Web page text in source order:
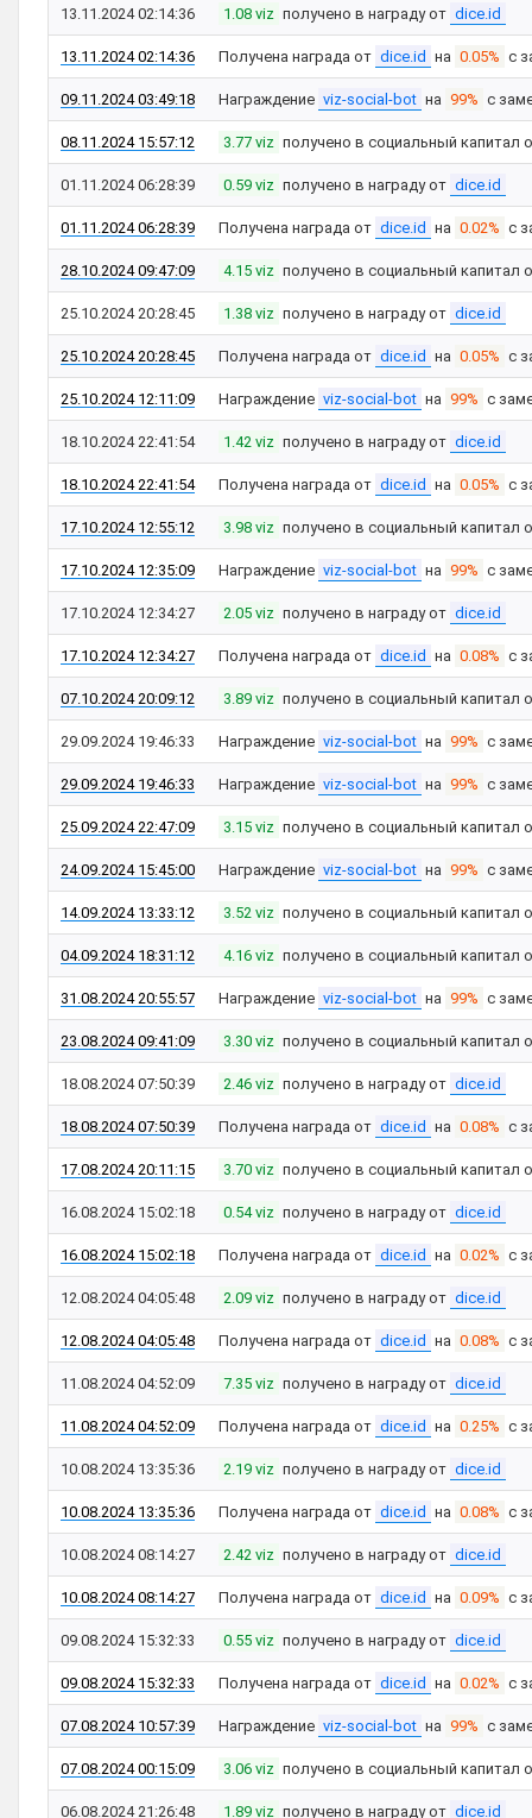
13.11.2024 02:14:36 1.08 viz получено в награду от dice.id
13.11.2024 02:14:36 Получена награда от dice.id на 0.05% с
09.11.2024 03:49:18 Награждение viz-social-bot на 99% с
08.11.2024 15:57:12 3.77 viz получено в социальный капитал
01.11.2024 06:28:39 0.59 viz получено в награду от dice.id
01.11.2024 06:28:39 Получена награда от dice.id на 0.02% с
28.10.2024 09:47:09 4.15 viz получено в социальный капитал
25.10.2024 20:28:45 1.38 viz получено в награду от dice.id
25.10.2024 20:28:45 Получена награда от dice.id на 0.05% с
25.10.2024 12:11:09 Награждение viz-social-bot на 99% с
18.10.2024 22:41:54 1.42 viz получено в награду от dice.id
18.10.2024 22:41:54 Получена награда от dice.id на 0.05% с
17.10.2024 12:55:12 3.98 viz получено в социальный капитал
17.10.2024 12:35:09 Награждение viz-social-bot на 99% с
17.10.2024 12:34:27 2.05 viz получено в награду от dice.id
17.10.2024 12:34:27 Получена награда от dice.id на 0.08% с
07.10.2024 20:09:12 3.89 viz получено в социальный капитал
29.09.2024 19:46:33 Награждение viz-social-bot на 99% с
29.09.2024 19:46:33 Награждение viz-social-bot на 99% с
25.09.2024 22:47:09 3.15 viz получено в социальный капитал
24.09.2024 15:45:00 Награждение viz-social-bot на 99% с
14.09.2024 13:33:12 3.52 viz получено в социальный капитал
04.09.2024 18:31:12 4.16 viz получено в социальный капитал
31.08.2024 20:55:57 Награждение viz-social-bot на 99% с
23.08.2024 09:41:09 3.30 viz получено в социальный капитал
18.08.2024 07:50:39 2.46 viz получено в награду от dice.id
18.08.2024 07:50:39 Получена награда от dice.id на 0.08% с
17.08.2024 20:11:15 3.70 viz получено в социальный капитал
16.08.2024 15:02:18 0.54 viz получено в награду от dice.id
16.08.2024 15:02:18 Получена награда от dice.id на 0.02% с
12.08.2024 04:05:48 2.09 viz получено в награду от dice.id
12.08.2024 04:05:48 Получена награда от dice.id на 0.08% с
11.08.2024 04:52:09 7.35 viz получено в награду от dice.id
11.08.2024 04:52:09 Получена награда от dice.id на 0.25% с
10.08.2024 13:35:36 2.19 viz получено в награду от dice.id
10.08.2024 13:35:36 Получена награда от dice.id на 0.08% с
10.08.2024 08:14:27 2.42 viz получено в награду от dice.id
10.08.2024 08:14:27 Получена награда от dice.id на 0.09% с
09.08.2024 15:32:33 0.55 viz получено в награду от dice.id
09.08.2024 15:32:33 Получена награда от dice.id на 0.02% с
07.08.2024 10:57:39 Награждение viz-social-bot на 99% с
07.08.2024 00:15:09 3.06 viz получено в социальный капитал
06.08.2024 21:26:48 1.89 viz получено в награду от dice.id